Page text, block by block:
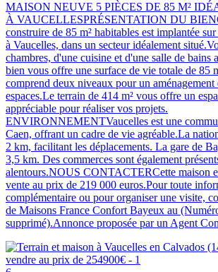
MAISON NEUVE 5 PIÈCES DE 85 M²
À VAUCELLESPRÉSENTATION DU
construire de 85 m² habitables est implantée
à Vaucelles, dans un secteur idéalement
chambres, d'une cuisine et d'une salle de bains
bien vous offre une surface de vie totale de 85
comprend deux niveaux pour un aménagement
espaces.Le terrain de 414 m² vous offre un
appréciable pour réaliser vos projets.
ENVIRONNEMENTVaucelles est une
Caen, offrant un cadre de vie agréable.La
2 km, facilitant les déplacements. La gare de
3,5 km. Des commerces sont également
alentours.NOUS CONTACTERCette maison
vente au prix de 219 000 euros.Pour toute
complémentaire ou pour organiser une visite,
de Maisons France Confort Bayeux au
supprimé).Annonce proposée par un Agent